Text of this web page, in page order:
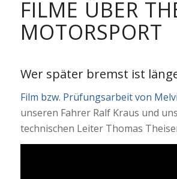
FILME ÜBER
MOTORSPORT
Wer später bremst ist
Film bzw. Prüfungsarbeit von
unseren Fahrer Ralf Kraus und
technischen Leiter Thomas